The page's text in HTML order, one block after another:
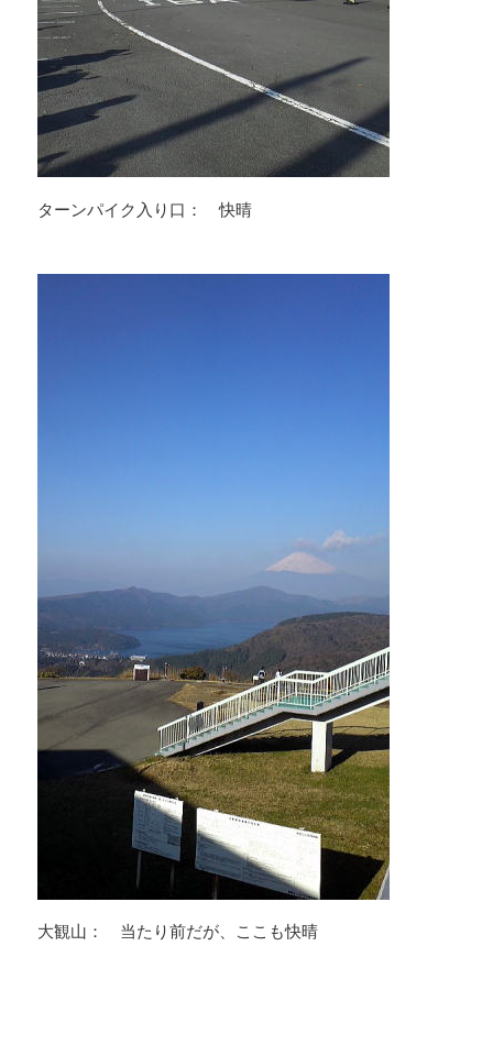
ターンパイク入り口： 快晴
大観山： 当たり前だが、ここも快晴